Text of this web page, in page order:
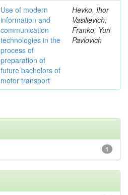
Use of modern
information and
communication
technologies in the
process of
preparation of
future bachelors of
motor transport
Hevko, Ihor
Vasilievich;
Franko, Yuri
Pavlovich
1